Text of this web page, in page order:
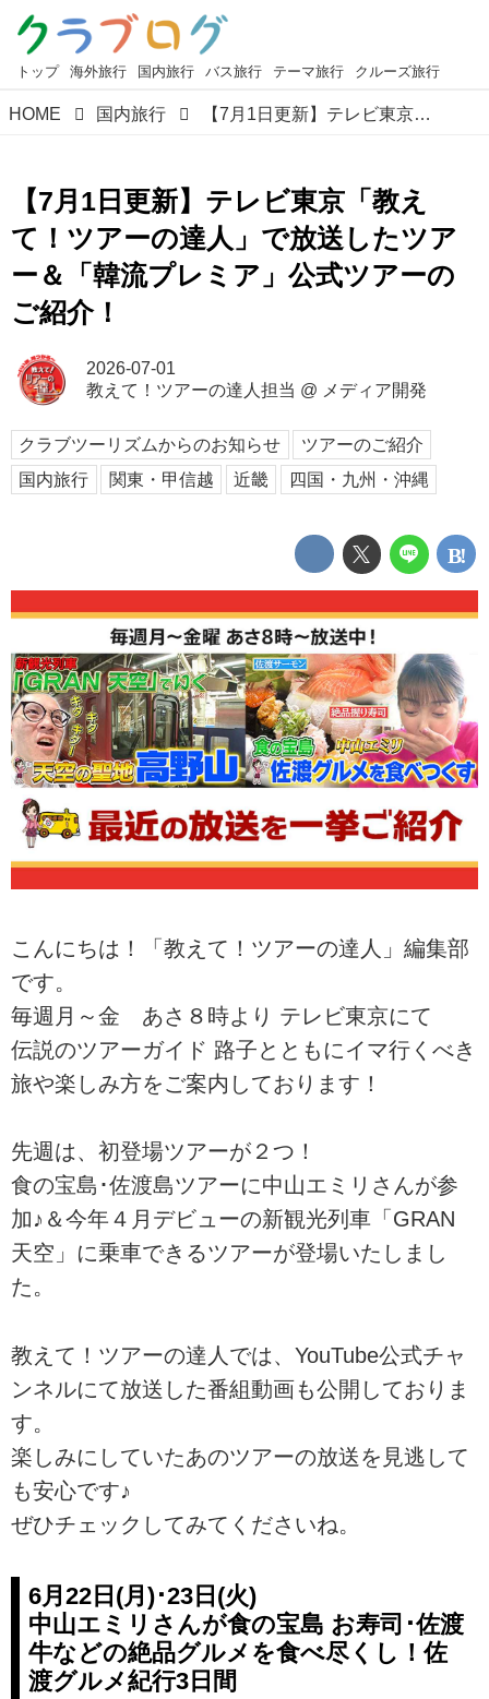
トップ 海外旅行 国内旅行 バス旅行 テーマ旅行 クルーズ旅行
HOME 国内旅行 【7月1日更新】テレビ東京「教えて！ツアーの達人」で放送したツアー＆「韓流プレミア」公式ツアーのご紹介！
【7月1日更新】テレビ東京「教え
て！ツアーの達人」で放送したツア
ー＆「韓流プレミア」公式ツアーの
ご紹介！
2026-07-01
教えて！ツアーの達人担当 @ メディア開発
クラブツーリズムからのお知らせ
ツアーのご紹介
国内旅行
関東・甲信越 近畿 四国・九州・沖縄
こんにちは！「教えて！ツアーの達人」編集部
です。
毎週月～金 あさ８時より テレビ東京にて
伝説のツアーガイド 路子とともにイマ行くべき
旅や楽しみ方をご案内しております！
先週は、初登場ツアーが２つ！
食の宝島･佐渡島ツアーに中山エミリさんが参
加♪＆今年４月デビューの新観光列車「GRAN
天空」に乗車できるツアーが登場いたしまし
た。
教えて！ツアーの達人では、YouTube公式チャ
ンネルにて放送した番組動画も公開しておりま
す。
楽しみにしていたあのツアーの放送を見逃して
も安心です♪
ぜひチェックしてみてくださいね。
6月22日(月)･23日(火)
中山エミリさんが食の宝島 お寿司･佐渡
牛などの絶品グルメを食べ尽くし！佐
渡グルメ紀行3日間